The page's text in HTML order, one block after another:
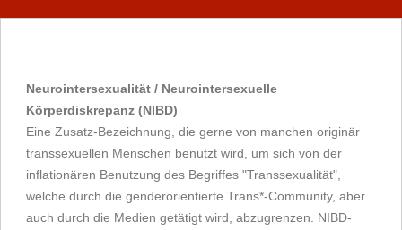
Neurointersexualität / Neurointersexuelle
Körperdiskrepanz (NIBD)
Eine Zusatz-Bezeichnung, die gerne von manchen originär
transsexuellen Menschen benutzt wird, um sich von der
inflationären Benutzung des Begriffes "Transsexualität",
welche durch die genderorientierte Trans*-Community, aber
auch durch die Medien getätigt wird, abzugrenzen. NIBD-